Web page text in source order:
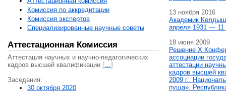
Комиссия по аккредитации
Комиссия экспертов
Специализированные научные советы
Аттестационная Комиссия
Аттестация научных и научно-педагогических
кадров высшей квалификации […]
Заседания:
30 октября 2020
13 ноября 2016
Академик
апреля 1931 — 11
18 июня 2009
Решение X
ассоциации
аттестации
кадров высшей
2009 г.,
пуща»,